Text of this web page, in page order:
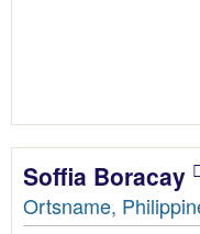
Soffia Boracay
Ortsname,